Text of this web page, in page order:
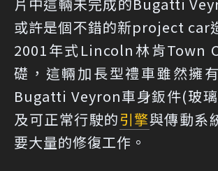
或許是個不錯的新project car
2001年式Lincoln林肯Town
礎，這輛加長型禮車雖然擁
Bugatti Veyron車身鈑件(玻
及可正常行駛的引擎與傳動系
要大量的修復工作。